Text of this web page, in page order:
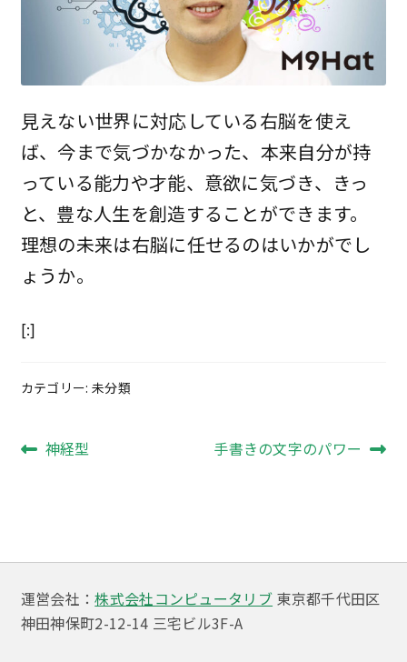
見えない世界に対応している右脳を使え
ば、今まで気づかなかった、本来自分が持
っている能力や才能、意欲に気づき、きっ
と、豊な人生を創造することができます。
理想の未来は右脳に任せるのはいかがでし
ょうか。
[:]
カテゴリー: 未分類
投
ビ
ゲ
ー
前
神経型
次
手書きの文字のパワー
運営会社：株式会社コンピュータリブ 東京都千代田区
神田神保町2-12-14 三宅ビル3F-A